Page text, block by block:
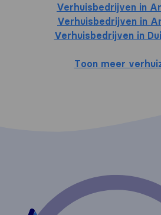
Verhuisbedrijven in
Verhuisbedrijven in
Verhuisbedrijven in
Toon meer